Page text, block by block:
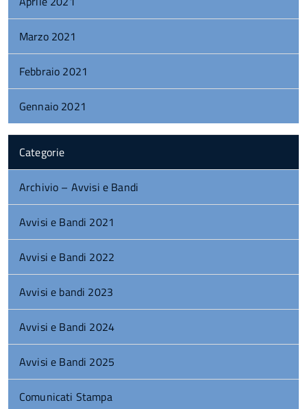
Marzo 2021
Febbraio 2021
Gennaio 2021
Categorie
Archivio – Avvisi e Bandi
Avvisi e Bandi 2021
Avvisi e Bandi 2022
Avvisi e bandi 2023
Avvisi e Bandi 2024
Avvisi e Bandi 2025
Comunicati Stampa